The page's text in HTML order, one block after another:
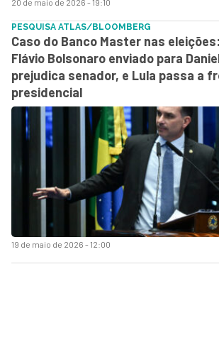
20 de maio de 2026 - 19:10
19 de maio de 2026 - 12:00
PESQUISA ATLAS/BLOOMBERG
Caso do Banco Master nas
Flávio Bolsonaro enviado para
prejudica senador, e Lula passa a
presidencial